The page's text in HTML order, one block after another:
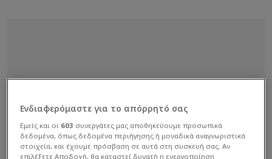
Ενδιαφερόμαστε για το απόρρητό σας
Εμείς και οι 603 συνεργάτες μας αποθηκεύουμε προσωπικά
δεδομένα, όπως δεδομένα περιήγησης ή μοναδικά αναγνωριστικά
στοιχεία, και έχουμε πρόσβαση σε αυτά στη συσκευή σας. Αν
επιλέξετε Αποδοχή, θα καταστεί δυνατή η ενεργοποίηση